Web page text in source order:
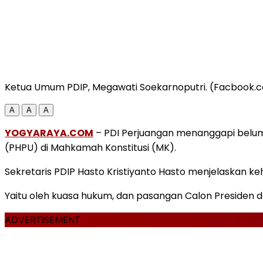
Ketua Umum PDIP, Megawati Soekarnoputri.
A A A
YOGYARAYA.COM – PDI Perjuangan menanggapi
(PHPU) di Mahkamah Konstitusi (MK).
Sekretaris PDIP Hasto Kristiyanto Hasto menjelaskan
Yaitu oleh kuasa hukum, dan pasangan Calon Presiden
ADVERTISEMENT